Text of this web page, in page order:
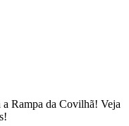
Rampa da Covilhã! Veja